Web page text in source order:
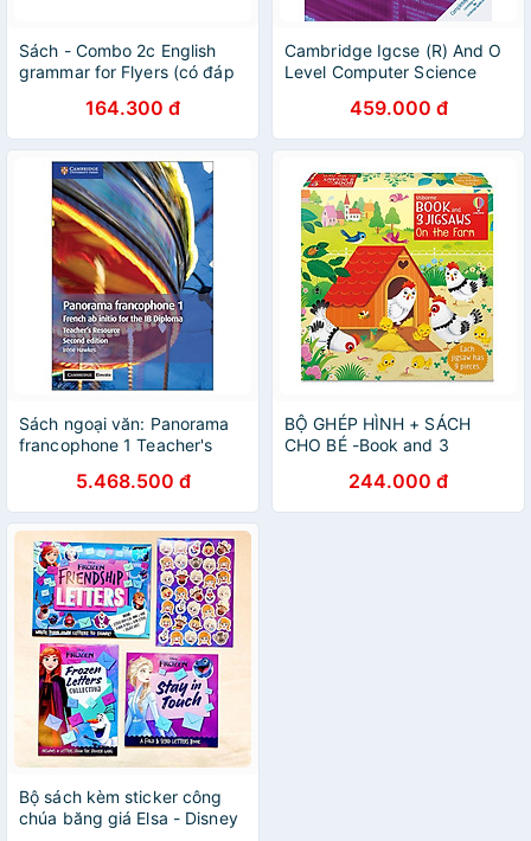
Sách - Combo 2c English
grammar for Flyers (có đáp
164.300 đ
Cambridge Igcse (R) And O
Level Computer Science
459.000 đ
Sách ngoại văn: Panorama
francophone 1 Teacher's
Elevate: French ab Initio for
the IB Diploma (French
Edition)
5.468.500 đ
BỘ GHÉP HÌNH + SÁCH
CHO BÉ -Book and 3
244.000 đ
Bộ sách kèm sticker công
chúa băng giá Elsa - Disney